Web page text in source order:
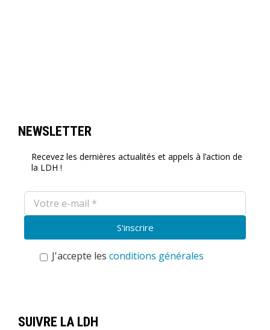
NEWSLETTER
Recevez les dernières actualités et appels à l’action de
la LDH !
J'accepte les conditions générales
SUIVRE LA LDH